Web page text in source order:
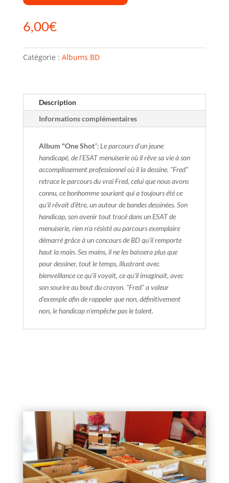
6,00€
Catégorie : Albums BD
Description
Informations complémentaires
Album "One Shot": Le parcours d'un jeune
handicapé, de l'ESAT menuiserie où il rêve sa vie à son
accomplissement professionnel où il la dessine. "Fred"
retrace le parcours du vrai Fred, celui que nous avons
connu, ce bonhomme souriant qui a toujours été ce
qu'il rêvait d'être, un auteur de bandes dessinées. Son
handicap, son avenir tout tracé dans un ESAT de
menuiserie, rien n'a résisté au parcours exemplaire
démarré grâce à un concours de BD qu'il remporte
haut la main. Ses mains, il ne les baissera plus que
pour dessiner, tout le temps, illustrant avec
bienveillance ce qu'il voyait, ce qu'il imaginait, avec
son sourire au bout du crayon. "Fred" a valeur
d'exemple afin de rappeler que non, définitivement
non, le handicap n'empêche pas le talent.